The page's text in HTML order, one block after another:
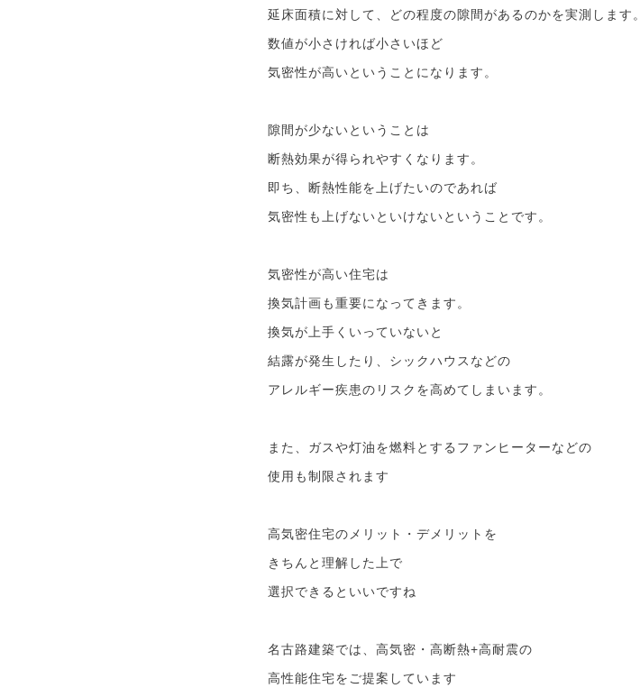
延床面積に対して、どの程度の隙間があるのかを実測します。
数値が小さければ小さいほど
気密性が高いということになります。
隙間が少ないということは
断熱効果が得られやすくなります。
即ち、断熱性能を上げたいのであれば
気密性も上げないといけないということです。
気密性が高い住宅は
換気計画も重要になってきます。
換気が上手くいっていないと
結露が発生したり、シックハウスなどの
アレルギー疾患のリスクを高めてしまいます。
また、ガスや灯油を燃料とするファンヒーターなどの
使用も制限されます
高気密住宅のメリット・デメリットを
きちんと理解した上で
選択できるといいですね
名古路建築では、高気密・高断熱+高耐震の
高性能住宅をご提案しています